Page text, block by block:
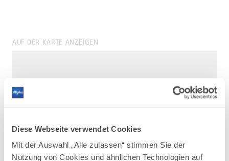
Diese Webseite verwendet Cookies
Mit der Auswahl „Alle zulassen“ stimmen Sie der
Nutzung von Cookies und ähnlichen Technologien auf
AUF DER KARTE ANZEIGEN